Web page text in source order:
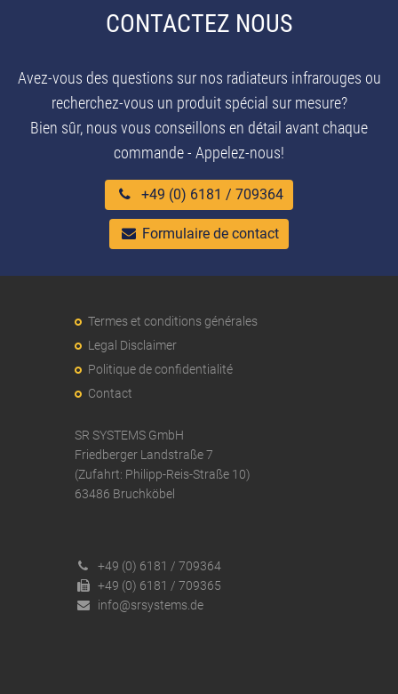
CONTACTEZ NOUS
Avez-vous des questions sur nos radiateurs infrarouges ou
recherchez-vous un produit spécial sur mesure?
Bien sûr, nous vous conseillons en détail avant chaque
commande - Appelez-nous!
+49 (0) 6181 / 709364
Formulaire de contact
Termes et conditions générales
Legal Disclaimer
Politique de confidentialité
Contact
SR SYSTEMS GmbH
Friedberger Landstraße 7
(Zufahrt: Philipp-Reis-Straße 10)
63486 Bruchköbel
+49 (0) 6181 / 709364
+49 (0) 6181 / 709365
info@srsystems.de